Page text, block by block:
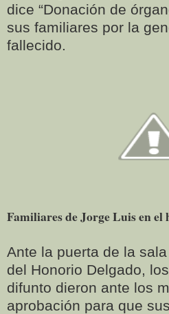
dice “Donación de
sus familiares por la
fallecido.
Familiares de Jorge Luis en el
Ante la puerta de la
del Honorio Delgado,
difunto dieron ante los
aprobación para que